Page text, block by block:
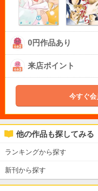
0円作品あり
来店ポイント
今すぐ
他の作品も探してみる
ランキングから探す
新刊から探す